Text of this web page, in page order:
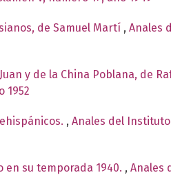
de Samuel Martí , Anales
y de la China Poblana, de
1952
, Anales del
en su temporada 1940. , Anales